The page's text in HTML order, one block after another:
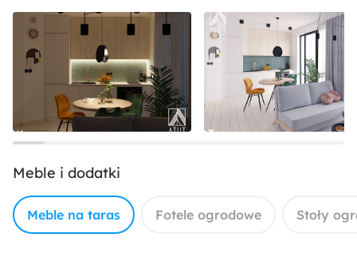
Meble i dodatki
Meble na taras Fotele ogrodowe Stoły